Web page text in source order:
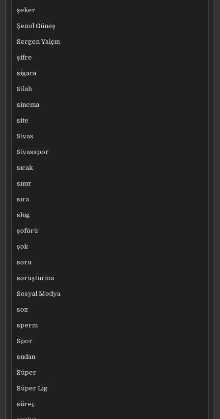
şeker
Şenol Güneş
Sergen Yalçın
şifre
sigara
Silah
sinema
site
Sivas
Sivasspor
sıcak
sınır
sıra
slug
şoförü
şok
soru
soruşturma
Sosyal Medya
söz
sperm
Spor
sudan
Süper
Süper Lig
süreç